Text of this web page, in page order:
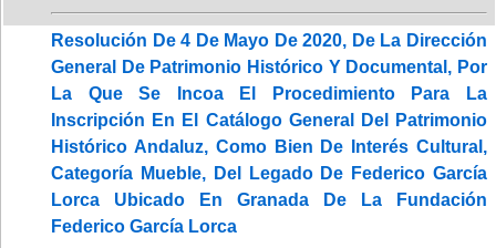
Resolución De 4 De Mayo De 2020, De La Dirección
General De Patrimonio Histórico Y Documental, Por
La Que Se Incoa El Procedimiento Para La
Inscripción En El Catálogo General Del Patrimonio
Histórico Andaluz, Como Bien De Interés Cultural,
Categoría Mueble, Del Legado De Federico García
Lorca Ubicado En Granada De La Fundación
Federico García Lorca